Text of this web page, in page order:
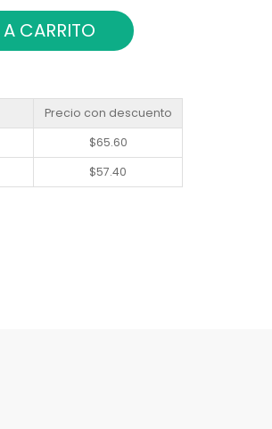
CARRITO
Precio con descuento
$65.60
$57.40